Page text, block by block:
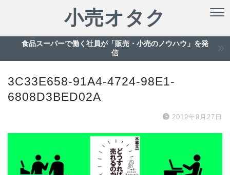
小売オタク
食品スーパーで働く社員が「販売・小売のノウハウ」を発
信
3C33E658-91A4-4724-98E1-
6808D3BED02A
2019年9月27日